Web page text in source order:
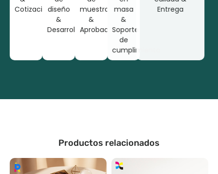
Cotizacióndiseño
&
Desarrollo
muestra
&
Aprobación
masa
&
Soporte
de
cumplimiento
Entrega
Productos relacionados